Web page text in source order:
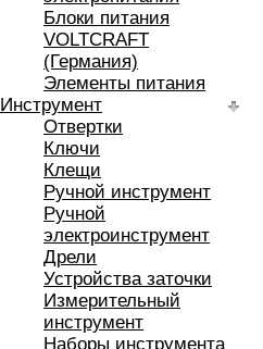
Блоки питания
VOLTCRAFT
(Германия)
Элементы питания
Инструмент
Отвертки
Ключи
Клещи
Ручной инструмент
Ручной
электроинструмент
Дрели
Устройства заточки
Измерительный
инструмент
Наборы инструмента